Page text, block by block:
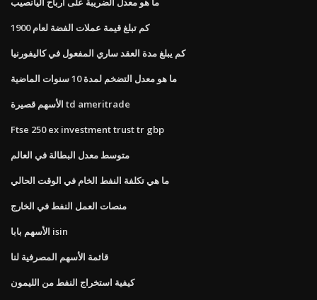
كم تبلغ قيمة عملات الفضة لعام 1900
كم يبلغ مدة العقد ساري المفعول في كاليفورنيا
ما هو معدل التضخم لمدة 10 سنوات الماضية
الأسهم قصيرة td ameritrade
Ftse 250 ex investment trust tr gbp
متوسط ​​معدل البطالة في العالم
ما هي تكلفة النفط الخام في الوقت الحالي
منصات العمل النفط في الخارج
الأسهم بابا isin
قائمة الأسهم المصرفية لنا
كيفية استخراج النفط من الليمون